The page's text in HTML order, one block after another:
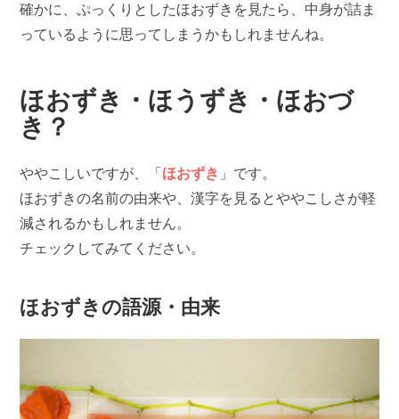
確かに、ぷっくりとしたほおずきを見たら、中身が詰ま
っているように思ってしまうかもしれませんね。
ほおずき・ほうずき・ほおづ
き？
ややこしいですが、「 ほおずき 」です。
ほおずきの名前の由来や、漢字を見るとややこしさが軽
減されるかもしれません。
チェックしてみてください。
ほおずきの語源・由来